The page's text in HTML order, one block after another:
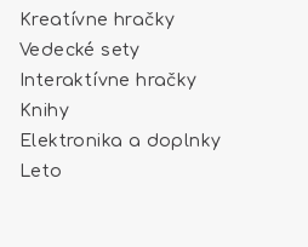
Kreatívne hračky
Vedecké sety
Interaktívne hračky
Knihy
Elektronika a doplnky
Leto